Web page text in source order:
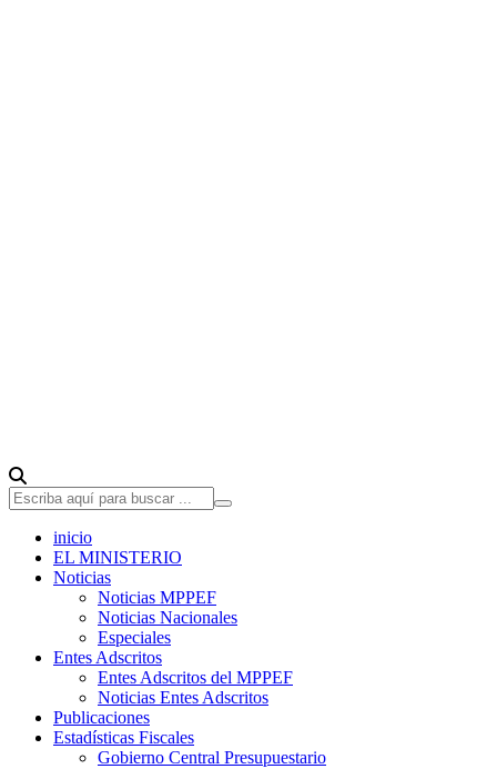
inicio
EL MINISTERIO
Noticias
Noticias MPPEF
Noticias Nacionales
Especiales
Entes Adscritos
Entes Adscritos del MPPEF
Noticias Entes Adscritos
Publicaciones
Estadísticas Fiscales
Gobierno Central Presupuestario